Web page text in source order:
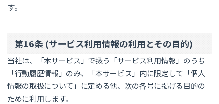
す。
第16条 (サービス利用情報の利用とその目的)
当社は、「本サービス」で扱う「サービス利用情報」のうち
「行動履歴情報」のみ、「本サービス」内に限定して「個人
情報の取扱について」に定める他、次の各号に掲げる目的の
ために利用します。